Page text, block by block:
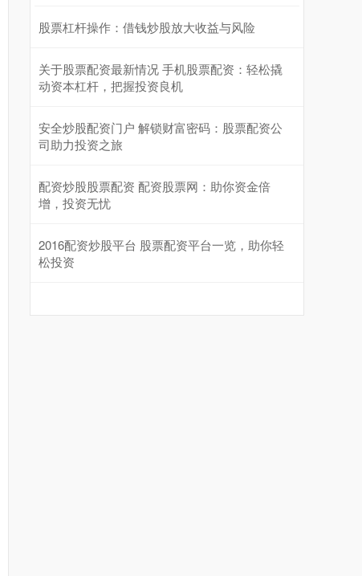
股票杠杆操作：借钱炒股放大收益与风险
关于股票配资最新情况 手机股票配资：轻松撬
动资本杠杆，把握投资良机
安全炒股配资门户 解锁财富密码：股票配资公
司助力投资之旅
配资炒股股票配资 配资股票网：助你资金倍
增，投资无忧
2016配资炒股平台 股票配资平台一览，助你轻
松投资